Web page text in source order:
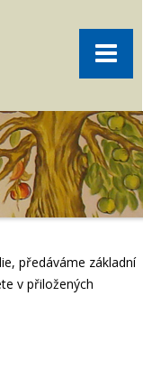
předáváme základní
v přiložených